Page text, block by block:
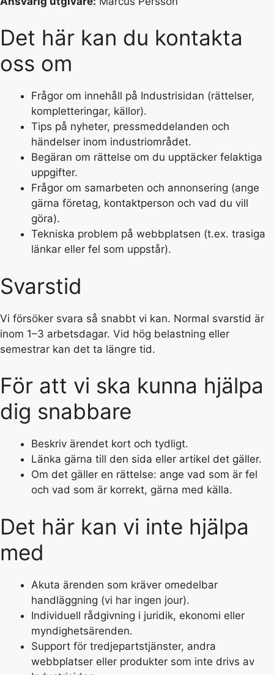
Det här kan du kontakta
oss om
Frågor om innehåll på Industrisidan (rättelser,
kompletteringar, källor).
Tips på nyheter, pressmeddelanden och
händelser inom industriområdet.
Begäran om rättelse om du upptäcker felaktiga
uppgifter.
Frågor om samarbeten och annonsering (ange
gärna företag, kontaktperson och vad du vill
göra).
Tekniska problem på webbplatsen (t.ex. trasiga
länkar eller fel som uppstår).
Svarstid
Vi försöker svara så snabbt vi kan. Normal svarstid är
inom 1–3 arbetsdagar. Vid hög belastning eller
semestrar kan det ta längre tid.
För att vi ska kunna hjälpa
dig snabbare
Beskriv ärendet kort och tydligt.
Länka gärna till den sida eller artikel det gäller.
Om det gäller en rättelse: ange vad som är fel
och vad som är korrekt, gärna med källa.
Det här kan vi inte hjälpa
med
Akuta ärenden som kräver omedelbar
handläggning (vi har ingen jour).
Individuell rådgivning i juridik, ekonomi eller
myndighetsärenden.
Support för tredjepartstjänster, andra
webbplatser eller produkter som inte drivs av